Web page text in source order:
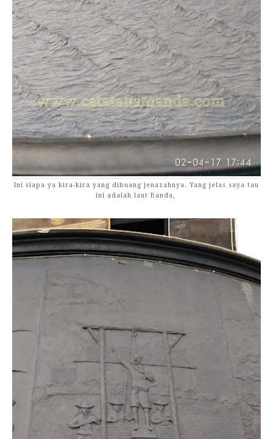
Ini siapa ya kira-kira yang dibuang jenazahnya. Yang jelas saya tau
ini adalah laut Banda,